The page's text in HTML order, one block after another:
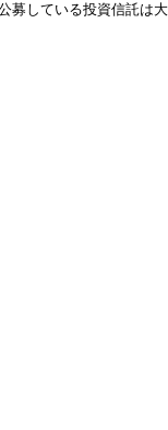
募している投資信託は